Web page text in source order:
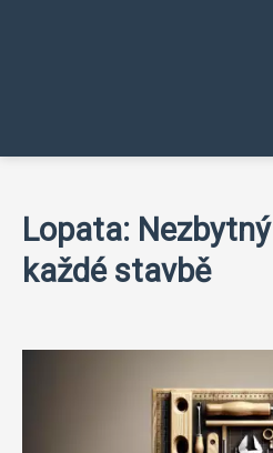
Lopata:
každé stavbě